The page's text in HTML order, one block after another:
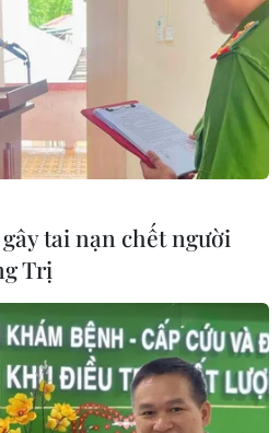
tai nạn chết người
Trị